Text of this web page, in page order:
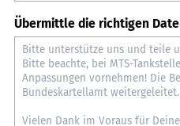
Übermittle die richtigen